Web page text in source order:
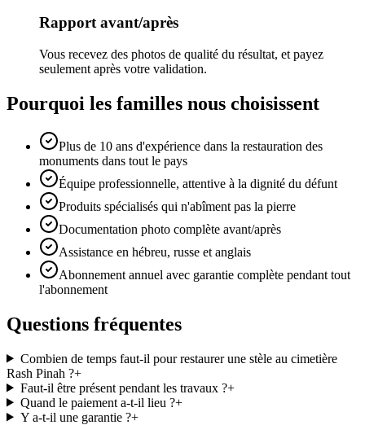
Rapport avant/après
Vous recevez des photos de qualité du résultat, et payez
seulement après votre validation.
Pourquoi les familles nous choisissent
Plus de 10 ans d'expérience dans la restauration des
monuments dans tout le pays
Équipe professionnelle, attentive à la dignité du défunt
Produits spécialisés qui n'abîment pas la pierre
Documentation photo complète avant/après
Assistance en hébreu, russe et anglais
Abonnement annuel avec garantie complète pendant tout
l'abonnement
Questions fréquentes
Combien de temps faut-il pour restaurer une stèle au cimetière
Rash Pinah ?+
Faut-il être présent pendant les travaux ?+
Quand le paiement a-t-il lieu ?+
Y a-t-il une garantie ?+